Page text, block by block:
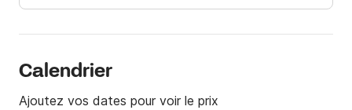
Calendrier
Ajoutez vos dates pour voir le prix